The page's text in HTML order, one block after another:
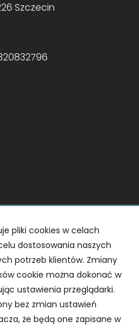
Szczecin
Kontakt Notatnik
pliki cookies w celach
dostosowania naszych
potrzeb klientów. Zmiany
cookie można dokonać w
ustawienia przeglądarki.
bez zmian ustawień
że będą one zapisane w